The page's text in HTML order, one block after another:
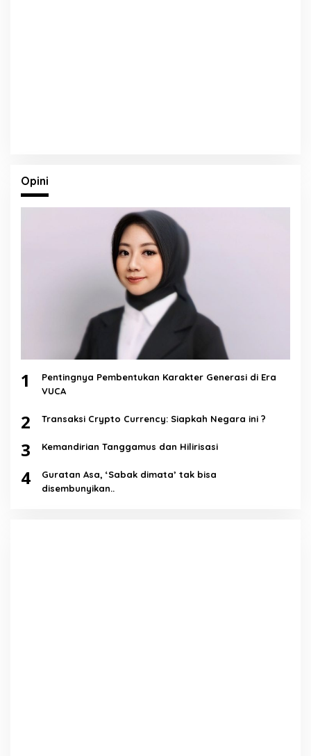
Opini
1
Pentingnya Pembentukan Karakter Generasi di Era
VUCA
2 Transaksi Crypto Currency: Siapkah Negara ini ?
3 Kemandirian Tanggamus dan Hilirisasi
4
Guratan Asa, ‘Sabak dimata’ tak bisa
disembunyikan..